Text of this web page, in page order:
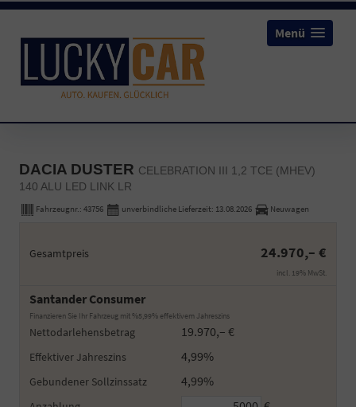
Menü
DACIA DUSTER CELEBRATION III 1,2 TCE (MHEV)
140 ALU LED LINK LR
Fahrzeugnr.: 43756 unverbindliche Lieferzeit: 13.08.2026 Neuwagen
Gesamtpreis 24.970,– €
incl. 19% MwSt.
Santander Consumer
Finanzieren Sie Ihr Fahrzeug mit %5,99% effektivem Jahreszins
Nettodarlehensbetrag 19.970,– €
Effektiver Jahreszins 4,99%
Gebundener Sollzinssatz 4,99%